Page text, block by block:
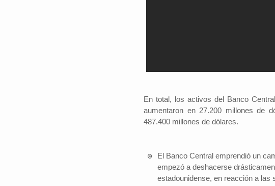
En total, los activos del Banco
aumentaron en 27.200 millones de
487.400 millones de dólares.
El Banco Central emprendió un
empezó a deshacerse
estadounidense, en reacción a las